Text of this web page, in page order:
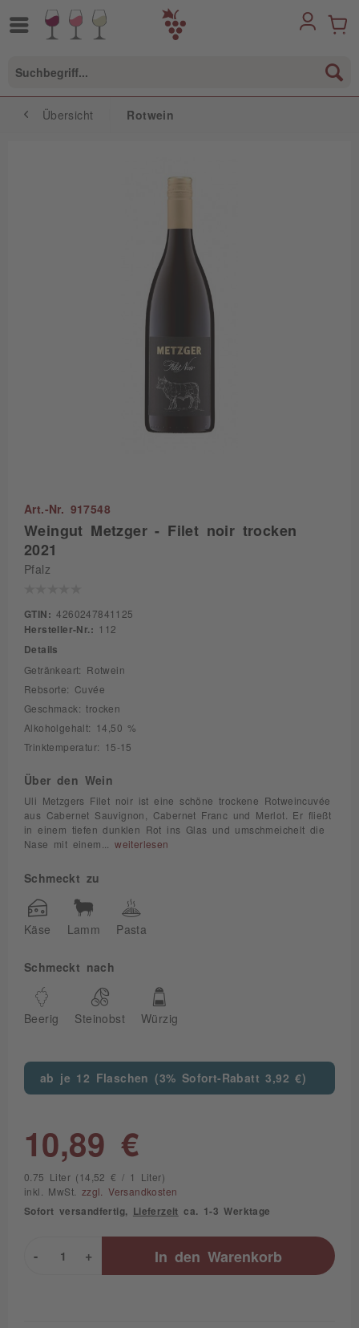
Übersicht Rotwein
Art.-Nr. 917548
Weingut Metzger - Filet noir trocken
2021
Pfalz
GTIN: 4260247841125
Hersteller-Nr.: 112
Details
Getränkeart: Rotwein
Rebsorte: Cuvée
Geschmack: trocken
Alkoholgehalt: 14,50 %
Trinktemperatur: 15-15
Über den Wein
Uli Metzgers Filet noir ist eine schöne trockene Rotweincuvée
aus Cabernet Sauvignon, Cabernet Franc und Merlot. Er fließt
in einem tiefen dunklen Rot ins Glas und umschmeichelt die
Nase mit einem...weiterlesen
Schmeckt zu
Käse Lamm Pasta
Schmeckt nach
Beerig Steinobst Würzig
ab je 12 Flaschen (3% Sofort-Rabatt 3,92 €)
10,89 €
0.75 Liter (14,52 € / 1 Liter)
inkl. MwSt. zzgl. Versandkosten
Sofort versandfertig, Lieferzeit ca. 1-3 Werktage
+
- In den Warenkorb